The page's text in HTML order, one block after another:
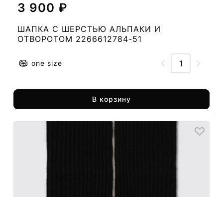
3 900 ₽
ШАПКА C ШЕРСТЬЮ АЛЬПАКИ И
ОТВОРОТОМ 2266612784-51
one size
В корзину